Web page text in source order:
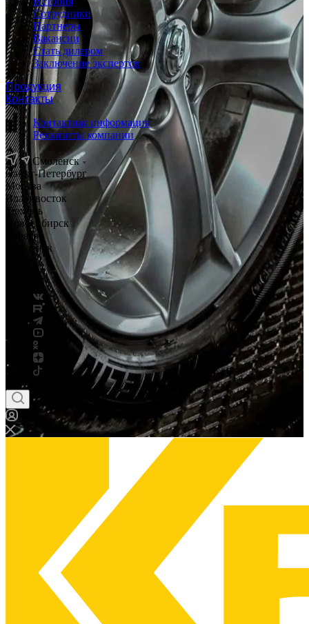
Сотрудники
Партнеры
Вакансии
Стать дилером
Заключение экспертов
Продукция
Контакты
Контактная информация
Реквизиты компании
Смоленск
Санкт-Петербург
Москва
Владивосток
Тюмень
Новосибирск
Саратов
Смоленск
Россия
Беларусь